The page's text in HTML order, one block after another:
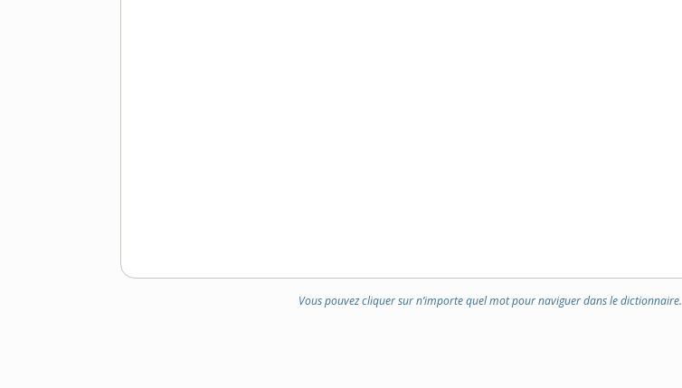
Vous pouvez cliquer sur n’importe quel mot pour naviguer dans le dictionnaire.